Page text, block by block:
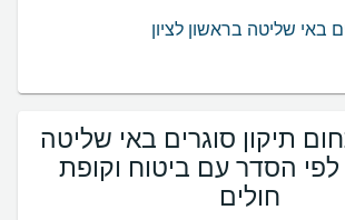
באי שליטה בראשון לציון
תיקון סוגרים באי שליטה
הסדר עם ביטוח וקופת
חולים